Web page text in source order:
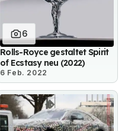
6
Rolls-Royce gestaltet Spirit
of Ecstasy neu (2022)
6 Feb. 2022